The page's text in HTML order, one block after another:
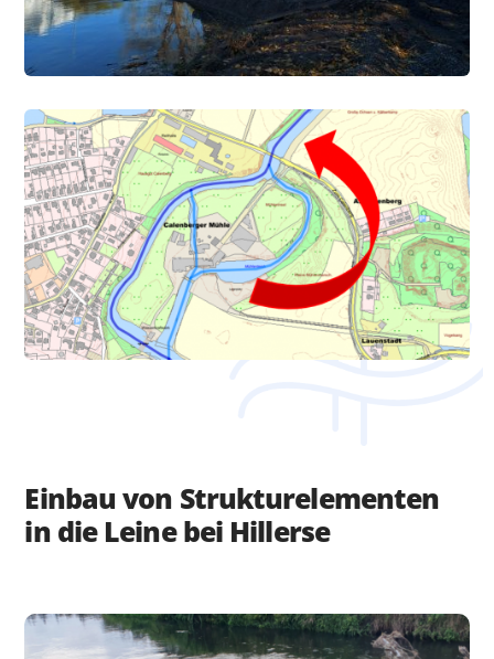
Einbau von Strukturelementen
in die Leine bei Hillerse